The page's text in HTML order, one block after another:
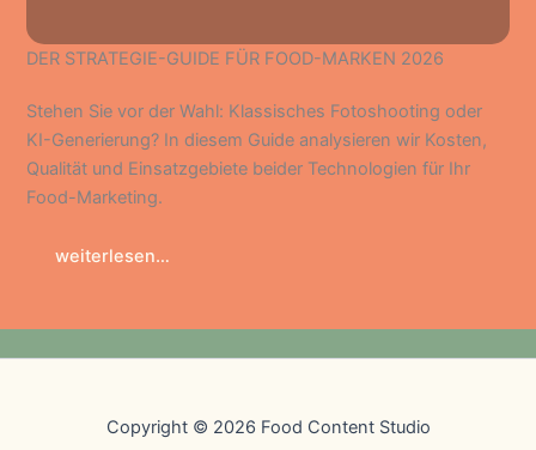
DER STRATEGIE-GUIDE FÜR FOOD-MARKEN 2026
Stehen Sie vor der Wahl: Klassisches Fotoshooting oder
KI-Generierung? In diesem Guide analysieren wir Kosten,
Qualität und Einsatzgebiete beider Technologien für Ihr
Food-Marketing.
weiterlesen…
Copyright © 2026 Food Content Studio